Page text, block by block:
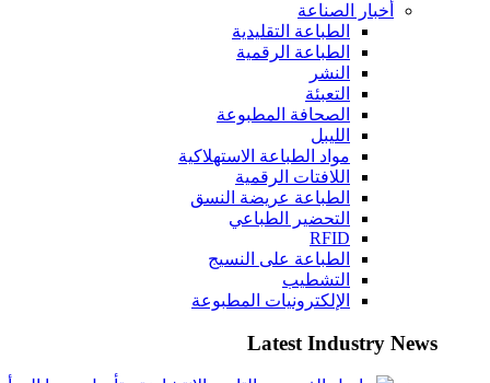
أخبار الصناعة
الطباعة التقليدية
الطباعة الرقمية
النشر
التعبئة
الصحافة المطبوعة
الليبل
مواد الطباعة الاستهلاكية
اللافتات الرقمية
الطباعة عريضة النسق
التحضير الطباعي
RFID
الطباعة على النسيج
التشطيب
الإلكترونيات المطبوعة
Latest Industry News